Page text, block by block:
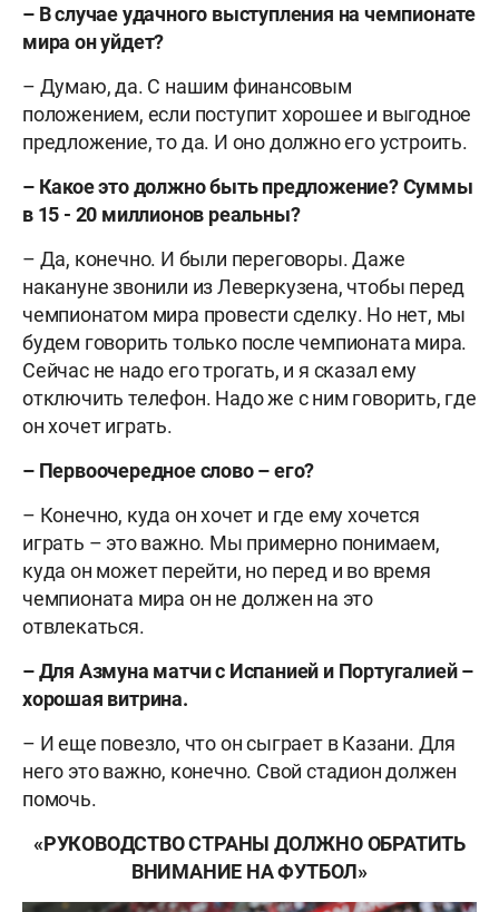
– В случае удачного выступления на чемпионате
мира он уйдет?
– Думаю, да. С нашим финансовым
положением, если поступит хорошее и выгодное
предложение, то да. И оно должно его устроить.
– Какое это должно быть предложение? Суммы
в 15 - 20 миллионов реальны?
– Да, конечно. И были переговоры. Даже
накануне звонили из Леверкузена, чтобы перед
чемпионатом мира провести сделку. Но нет, мы
будем говорить только после чемпионата мира.
Сейчас не надо его трогать, и я сказал ему
отключить телефон. Надо же с ним говорить, где
он хочет играть.
– Первоочередное слово – его?
– Конечно, куда он хочет и где ему хочется
играть – это важно. Мы примерно понимаем,
куда он может перейти, но перед и во время
чемпионата мира он не должен на это
отвлекаться.
– Для Азмуна матчи с Испанией и Португалией –
хорошая витрина.
– И еще повезло, что он сыграет в Казани. Для
него это важно, конечно. Свой стадион должен
помочь.
«РУКОВОДСТВО СТРАНЫ ДОЛЖНО ОБРАТИТЬ
ВНИМАНИЕ НА ФУТБОЛ»